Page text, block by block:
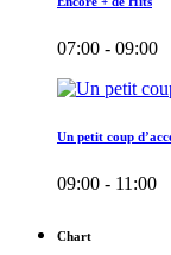
07:00 - 09:00
Un petit coup
09:00 - 11:00
Chart